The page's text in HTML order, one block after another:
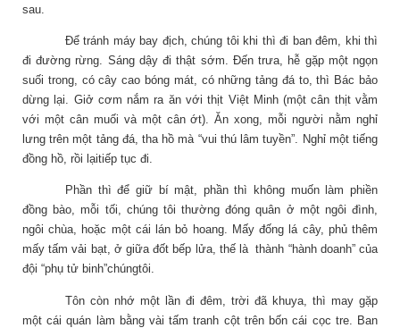
sau.
Để tránh máy bay địch, chúng tôi khi thì đi ban đêm, khi thì
đi đường rừng. Sáng dậy đi thật sớm. Đến trưa, hễ gặp một ngọn
suối trong, có cây cao bóng mát, có những tảng đá to, thì Bác bảo
dừng lại. Giở cơm nắm ra ăn với thịt Việt Minh (một cân thịt vằm
với một cân muối và một cân ớt). Ăn xong, mỗi người nằm nghỉ
lưng trên một tảng đá, tha hồ mà “vui thú lâm tuyền”. Nghỉ một tiếng
đồng hồ, rồi lạitiếp tục đi.
Phần thì để giữ bí mật, phần thì không muốn làm phiền
đồng bào, mỗi tối, chúng tôi thường đóng quân ở một ngôi đình,
ngôi chùa, hoặc một cái lán bỏ hoang. Mấy đống lá cây, phủ thêm
mấy tấm vải bạt, ở giữa đốt bếp lửa, thế là thành “hành doanh” của
đội “phụ tử binh”chúngtôi.
Tôn còn nhớ một lần đi đêm, trời đã khuya, thì may gặp
một cái quán làm bằng vài tấm tranh cột trên bốn cái cọc tre. Ban